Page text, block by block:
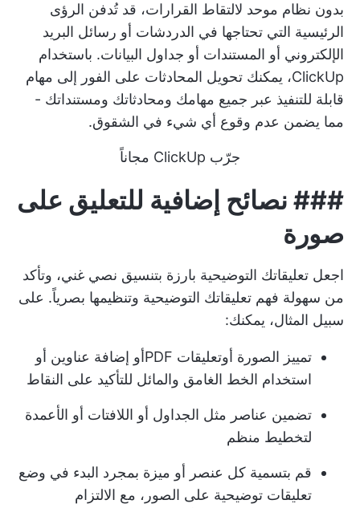
بدون نظام موحد لالتقاط القرارات، قد تُدفن الرؤى
الرئيسية التي تحتاجها في الدردشات أو رسائل البريد
الإلكتروني أو المستندات أو جداول البيانات. باستخدام
ClickUp، يمكنك تحويل المحادثات على الفور إلى مهام
قابلة للتنفيذ عبر جميع مهامك ومحادثاتك ومستنداتك -
مما يضمن عدم وقوع أي شيء في الشقوق.
جرّب ClickUp مجاناً
### نصائح إضافية للتعليق على
صورة
اجعل تعليقاتك التوضيحية بارزة بتنسيق نصي غني، وتأكد
من سهولة فهم تعليقاتك التوضيحية وتنظيمها بصرياً. على
سبيل المثال، يمكنك:
تمييز الصورة أوتعليقات PDF
أو إضافة عناوين أو
استخدام الخط الغامق والمائل للتأكيد على النقاط
تضمين عناصر مثل الجداول أو اللافتات أو الأعمدة
لتخطيط منظم
قم بتسمية كل عنصر أو ميزة بمجرد البدء في وضع
تعليقات توضيحية على الصور، مع الالتزام